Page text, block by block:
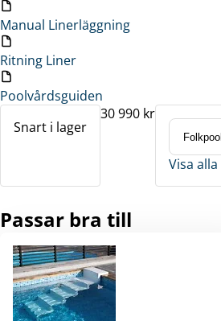
Manual Linerläggning
Ritning Liner
Poolvårdsguiden
Snart i lager
30 990 kr
Visa
Passar bra till